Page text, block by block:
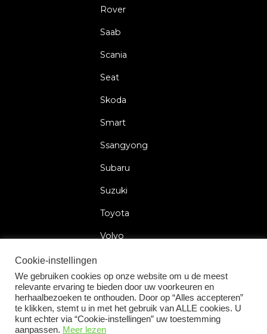
Rover
Saab
Scania
Seat
Skoda
Smart
Ssangyong
Subaru
Suzuki
Toyota
Volvo
2026 © Car Lock Systems
Cookie-instellingen
We gebruiken cookies op onze website om u de meest
relevante ervaring te bieden door uw voorkeuren en
herhaalbezoeken te onthouden. Door op “Alles accepteren”
te klikken, stemt u in met het gebruik van ALLE cookies. U
kunt echter via “Cookie-instellingen” uw toestemming
aanpassen. Meer lezen